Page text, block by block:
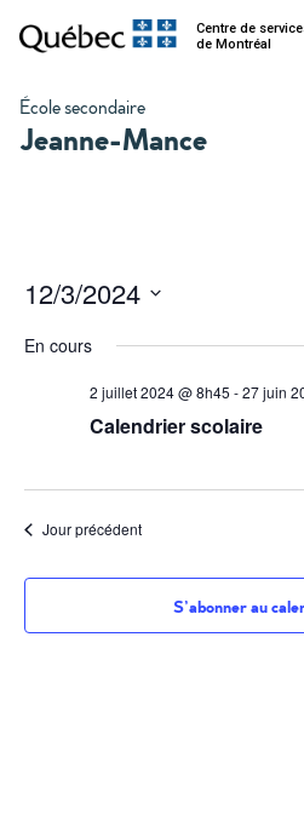
Centre de
de Montréal
École secondaire
Jeanne-Mance
12/3/2024
une
En cours
2 juillet 2024 @ 8h45 -27 juin
Calendrier scolaire
Jour précédent
S’abonner au